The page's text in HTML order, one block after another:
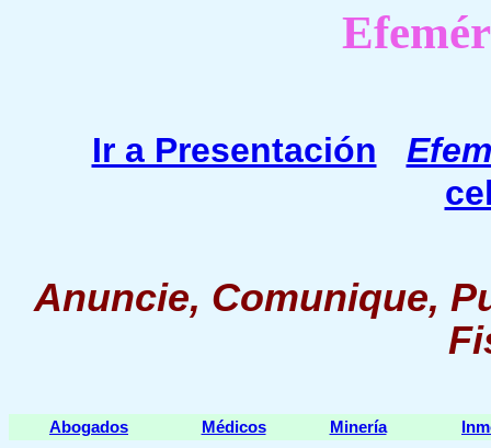
Ir a Presentación
Anuncie, Comunique,
Abogados Médicos Minería